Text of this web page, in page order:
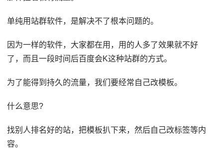
单纯用站群软件，是解决不了根本问题的。
因为一样的软件，大家都在用，用的人多了效果就不好
了，而且一段时间后百度会K这种站群的方式。
为了能得到持久的流量，我们要经常自己改模板。
什么意思?
找别人排名好的站，把模板扒下来，然后自己改标签等内
容。